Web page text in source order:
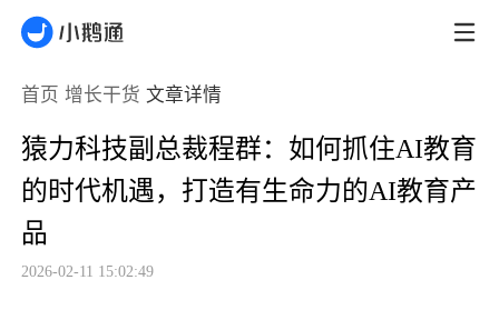
首页 增长干货 文章详情
猿力科技副总裁程群：如何抓住AI教育
的时代机遇，打造有生命力的AI教育产
品
2026-02-11 15:02:49